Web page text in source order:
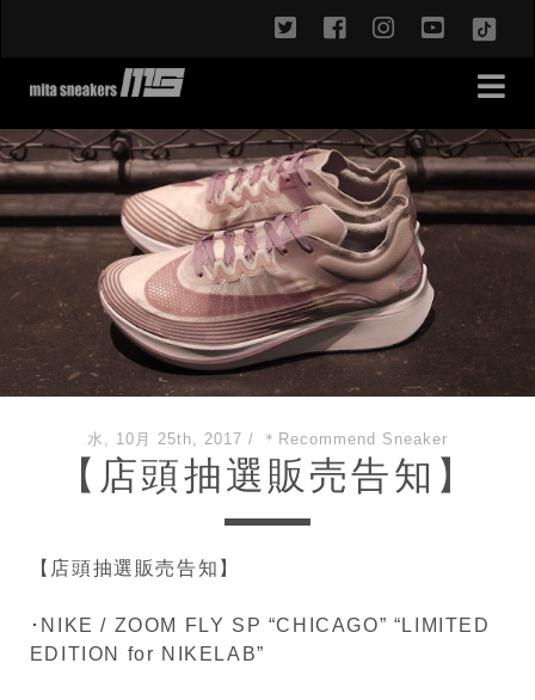
twitterfacebookinstagram
水, 10月 25th, 2017 / ＊Recommend Sneaker
【店頭抽選販売告知】
【店頭抽選販売告知】
･NIKE / ZOOM FLY SP “CHICAGO” “LIMITED
EDITION for NIKELAB”